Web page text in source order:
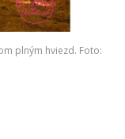
plným hviezd. Foto: